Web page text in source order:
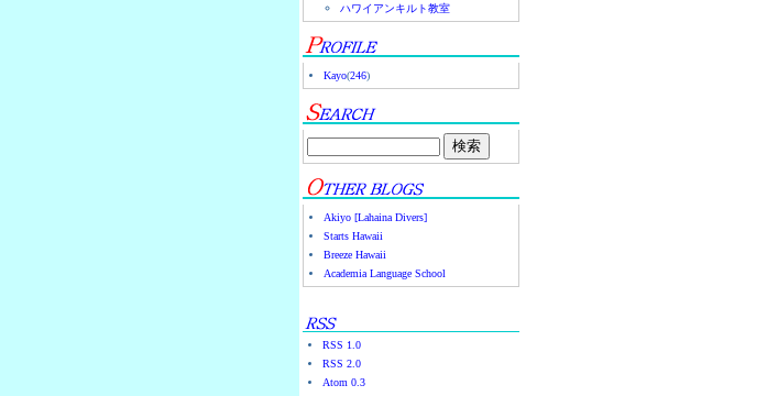
ハワイアンキルト教室
Kayo(246)
Akiyo [Lahaina Divers]
Starts Hawaii
Breeze Hawaii
Academia Language School
RSS 1.0
RSS 2.0
Atom 0.3